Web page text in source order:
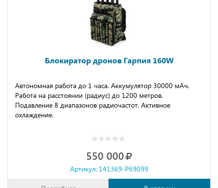
Блокиратор дронов Гарпия 160W
Автономная работа до 1 часа. Аккумулятор 30000 мАч.
Работа на расстоянии (радиус) до 1200 метров.
Подавление 8 диапазонов радиочастот. Активное
охлаждение.
550 000
Артикул: 141369-P69099